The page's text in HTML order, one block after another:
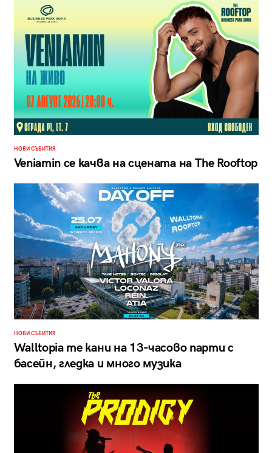
НОВИ СЪБИТИЯ
Veniamin се качва на сцената на The Rooftop
НОВИ СЪБИТИЯ
Walltopia те кани на 13-часово парти с
басейн, гледка и много музика